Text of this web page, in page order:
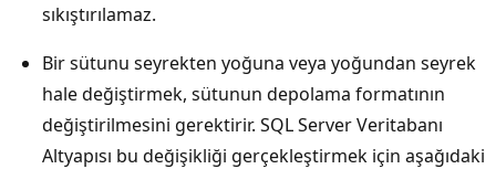
sıkıştırılamaz.
Bir sütunu seyrekten yoğuna veya yoğundan seyrek
hale değiştirmek, sütunun depolama formatının
değiştirilmesini gerektirir. SQL Server Veritabanı
Altyapısı bu değişikliği gerçekleştirmek için aşağıdaki